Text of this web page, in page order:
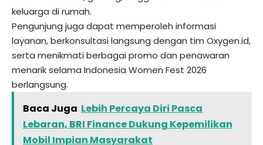
keluarga di rumah.
Pengunjung juga dapat memperoleh informasi
layanan, berkonsultasi langsung dengan tim Oxygen.id,
serta menikmati berbagai promo dan penawaran
menarik selama Indonesia Women Fest 2026
berlangsung.
Baca Juga Lebih Percaya Diri Pasca
Lebaran, BRI Finance Dukung Kepemilikan
Mobil Impian Masyarakat